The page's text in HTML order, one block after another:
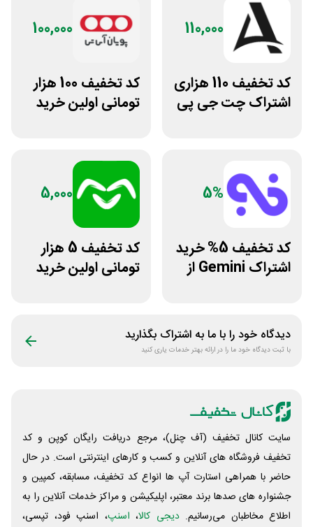
110,000
کد تخفیف 110 هزاری
اشتراک چت جی پی
100,000
کد تخفیف 100 هزار
تومانی اولین خرید
5%
کد تخفیف 5% خرید
اشتراک Gemini از
5,000
کد تخفیف 5 هزار
تومانی اولین خرید
دیدگاه خود را با ما به اشتراک بگذارید
با ثبت دیدگاه خود ما را در ارائه بهتر خدمات یاری کنید
سایت کانال تخفیف (آف چنل)، مرجع دریافت رایگان کوپن و کد
تخفیف فروشگاه های آنلاین و کسب و‌ کارهای اینترنتی است. در حال
حاضر با همراهی استارت آپ ها انواع کد تخفیف، مسابقه، کمپین و
جشنواره های صدها برند معتبر، اپلیکیشن و مراکز خدمات آنلاین را به
اطلاع مخاطبان می‌رسانیم. دیجی کالا، اسنپ، اسنپ فود، تپسی،